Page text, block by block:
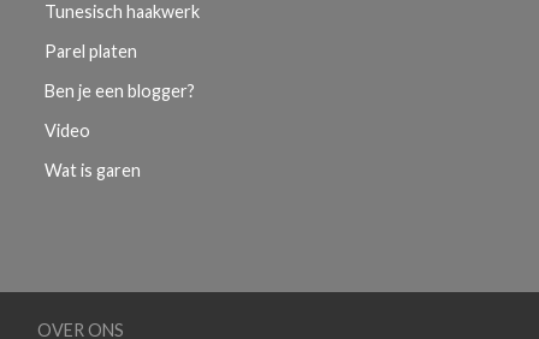
Tunesisch haakwerk
Parel platen
Ben je een blogger?
Video
Wat is garen
OVER ONS